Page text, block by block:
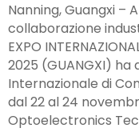
Nanning, Guangxi –
collaborazione
EXPO
2025 (GUANGXI)
Internazionale di
dal 22 al 24
Optoelectronics